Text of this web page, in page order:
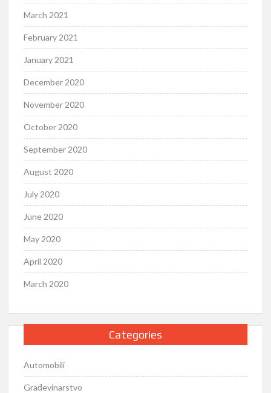
March 2021
February 2021
January 2021
December 2020
November 2020
October 2020
September 2020
August 2020
July 2020
June 2020
May 2020
April 2020
March 2020
Categories
Automobili
Građevinarstvo